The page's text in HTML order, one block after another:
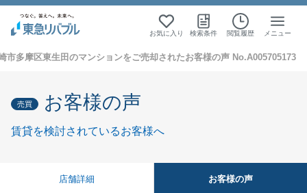
お気に入り 検索条件 閲覧履歴 メニュー
市多摩区東生田のマンションをご売却されたお客様の声 No.A005705173
売買 お客様の声
賃貸を検討されているお客様へ
店舗詳細 お客様の声